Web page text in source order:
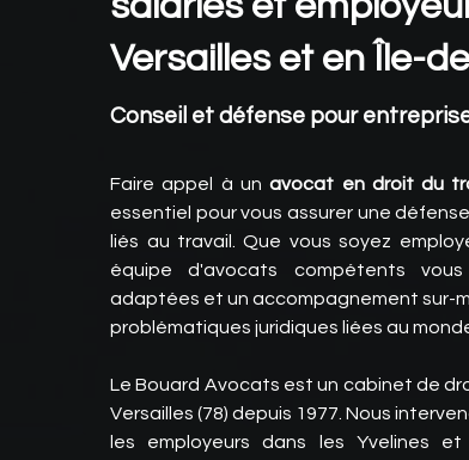
Versailles et en Île-
Conseil et défense pour
Faire appel à unavocat en droit du
essentiel pour vous assurer une
liés au travail. Que vous soyez
équipe d'avocats compétents
adaptées et un accompagnement sur-
problématiques juridiques liées au
Le Bouard Avocats est un cabinet de
Versailles (78) depuis 1977. Nous
les employeurs dans les Yvelines et